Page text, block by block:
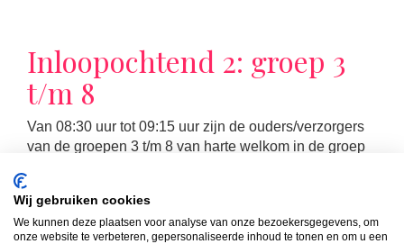
Inloopochtend 2: groep 3
t/m 8
Van 08:30 uur tot 09:15 uur zijn de ouders/verzorgers
van de groepen 3 t/m 8 van harte welkom in de groep
Wij gebruiken cookies
We kunnen deze plaatsen voor analyse van onze bezoekersgegevens, om
onze website te verbeteren, gepersonaliseerde inhoud te tonen en om u een